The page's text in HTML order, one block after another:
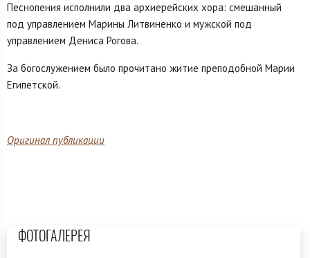
Песнопения исполнили два архиерейских хора: смешанный
под управлением Марины Литвиненко и мужской под
управлением Дениса Рогова.
За богослужением было прочитано житие преподобной Марии
Египетской.
Оригинал публикации
ФОТОГАЛЕРЕЯ